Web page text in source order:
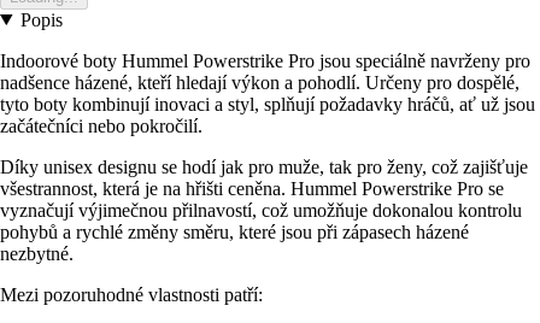
Popis
Indoorové boty Hummel Powerstrike Pro jsou speciálně navrženy pro
nadšence házené, kteří hledají výkon a pohodlí. Určeny pro dospělé,
tyto boty kombinují inovaci a styl, splňují požadavky hráčů, ať už jsou
začátečníci nebo pokročilí.
Díky unisex designu se hodí jak pro muže, tak pro ženy, což zajišťuje
všestrannost, která je na hřišti ceněna. Hummel Powerstrike Pro se
vyznačují výjimečnou přilnavostí, což umožňuje dokonalou kontrolu
pohybů a rychlé změny směru, které jsou při zápasech házené
nezbytné.
Mezi pozoruhodné vlastnosti patří: